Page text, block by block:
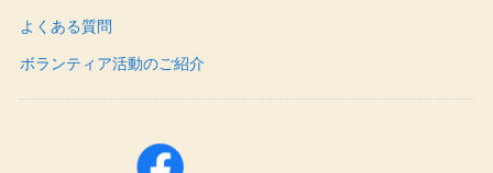
よくある質問
ボランティア活動のご紹介